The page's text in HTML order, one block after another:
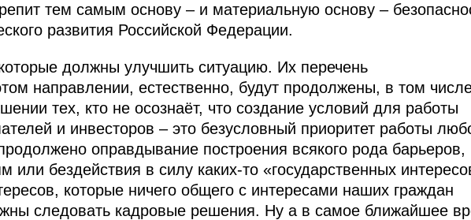
тем самым основу – и материальную основу –
развития Российской Федерации.
должны улучшить ситуацию. Их перечень
направлении, естественно, будут продолжены, в том
тех, кто не осознаёт, что создание условий для работы
и инвесторов – это безусловный приоритет работы
оправдывание построения всякого рода барьеров,
или бездействия в силу каких‑то «государственных
которые ничего общего с интересами наших граждан
следовать кадровые решения. Ну а в самое ближайшее